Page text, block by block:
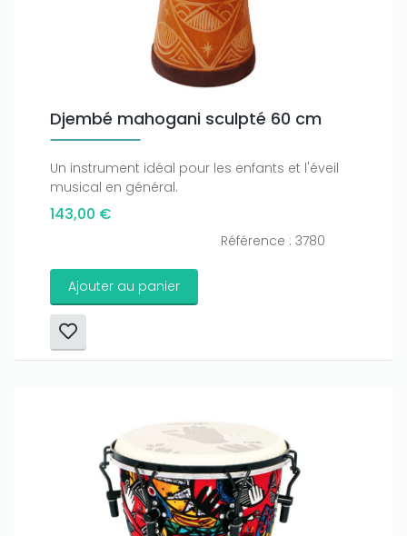
Djembé mahogani sculpté 60 cm
Un instrument idéal pour les enfants et l'éveil
musical en général.
143,00 €
Référence : 3780
Ajouter au panier